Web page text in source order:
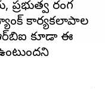
రంగ
కార్యకలాపాల
కూడా ఈ